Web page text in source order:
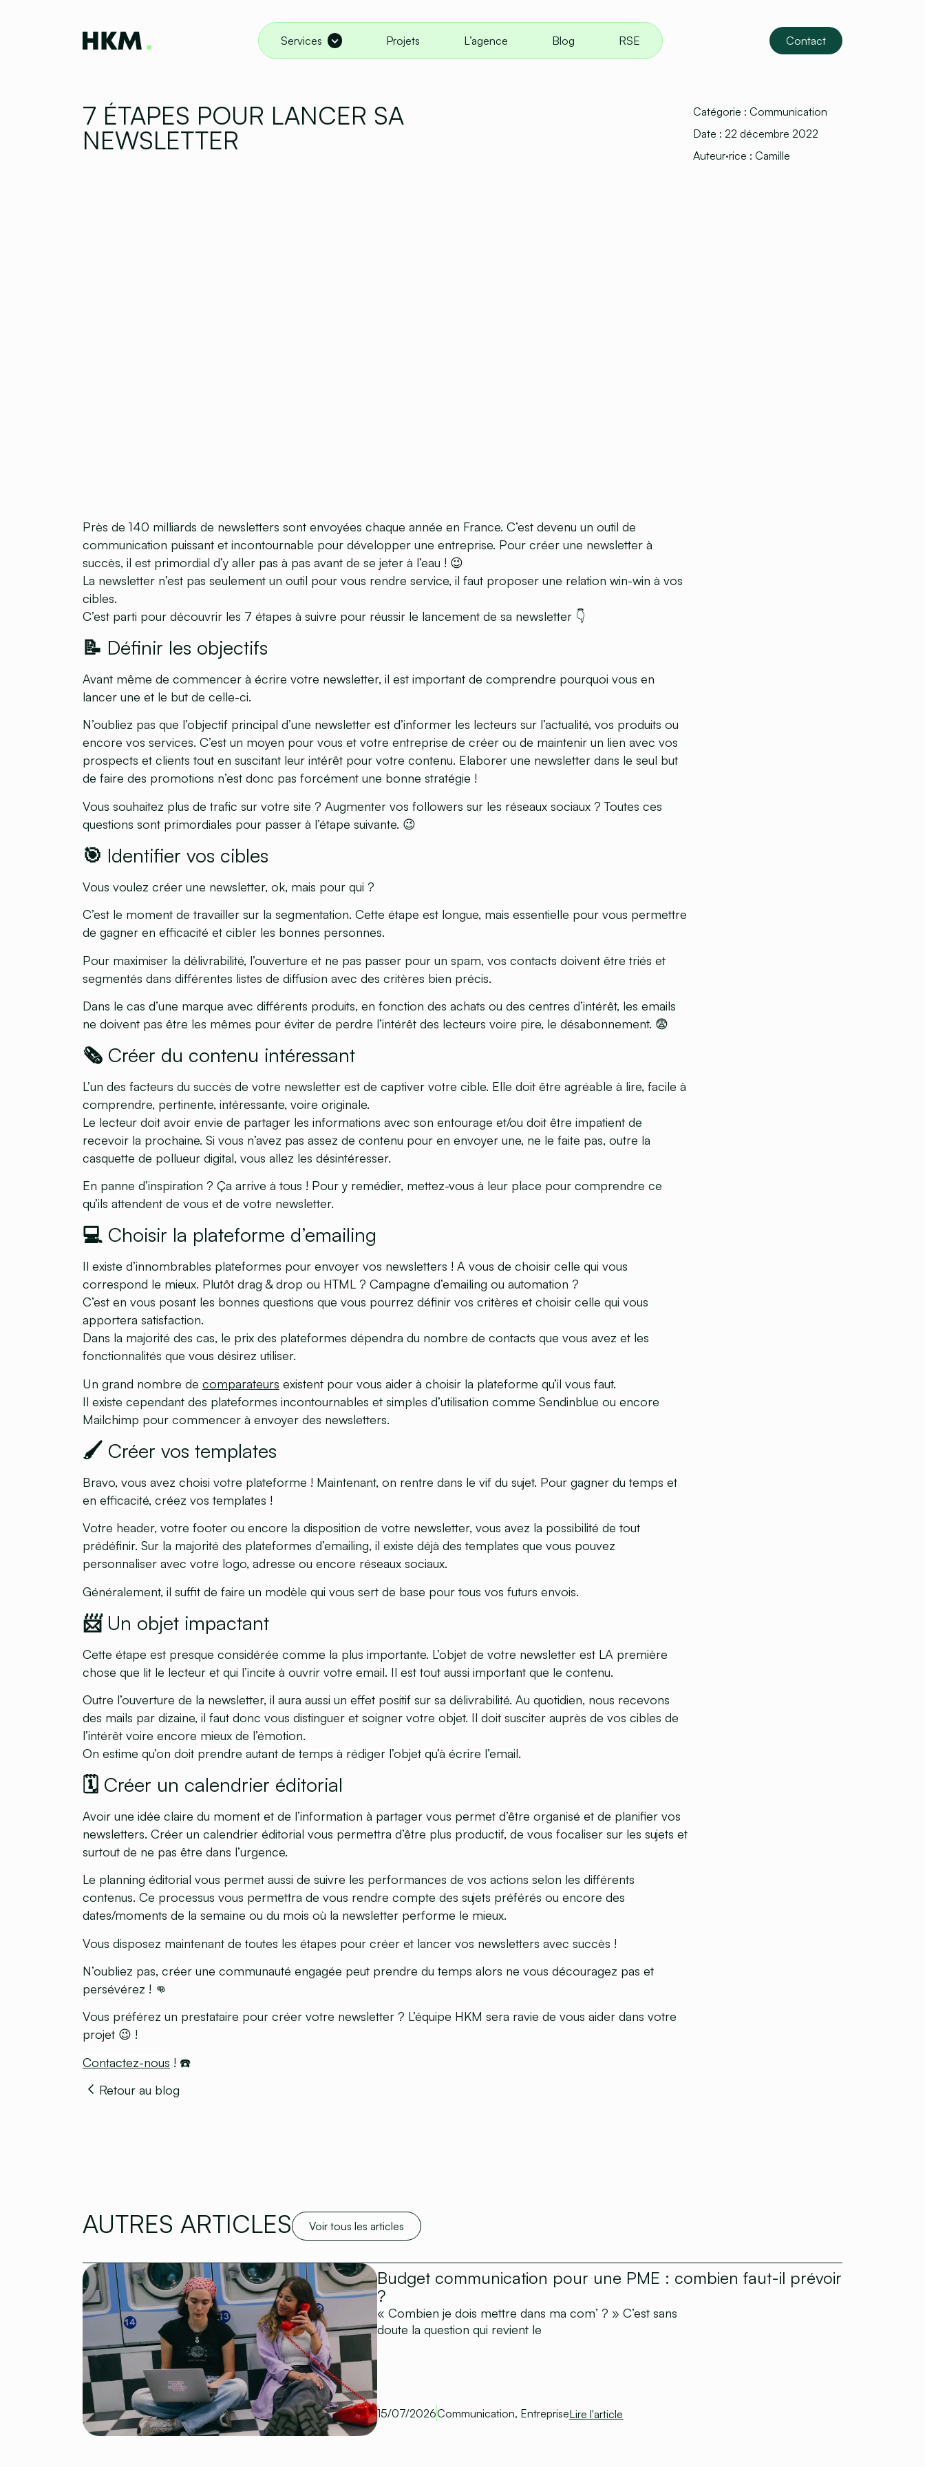
Services Projets L’agence Blog RSE Contact
7 ÉTAPES POUR LANCER SA
NEWSLETTER
Catégorie : Communication
Date : 22 décembre 2022
Auteur·rice : Camille
Près de 140 milliards de newsletters sont envoyées chaque année en France. C’est devenu un outil de
communication puissant et incontournable pour développer une entreprise. Pour créer une newsletter à
succès, il est primordial d’y aller pas à pas avant de se jeter à l’eau ! 😉
La newsletter n’est pas seulement un outil pour vous rendre service, il faut proposer une relation win-win à vos
cibles.
C’est parti pour découvrir les 7 étapes à suivre pour réussir le lancement de sa newsletter 👇
📝 Définir les objectifs
Avant même de commencer à écrire votre newsletter, il est important de comprendre pourquoi vous en
lancer une et le but de celle-ci.
N’oubliez pas que l’objectif principal d’une newsletter est d’informer les lecteurs sur l’actualité, vos produits ou
encore vos services. C’est un moyen pour vous et votre entreprise de créer ou de maintenir un lien avec vos
prospects et clients tout en suscitant leur intérêt pour votre contenu. Elaborer une newsletter dans le seul but
de faire des promotions n’est donc pas forcément une bonne stratégie !
Vous souhaitez plus de trafic sur votre site ? Augmenter vos followers sur les réseaux sociaux ? Toutes ces
questions sont primordiales pour passer à l’étape suivante. 😉
🎯 Identifier vos cibles
Vous voulez créer une newsletter, ok, mais pour qui ?
C’est le moment de travailler sur la segmentation. Cette étape est longue, mais essentielle pour vous permettre
de gagner en efficacité et cibler les bonnes personnes.
Pour maximiser la délivrabilité, l’ouverture et ne pas passer pour un spam, vos contacts doivent être triés et
segmentés dans différentes listes de diffusion avec des critères bien précis.
Dans le cas d’une marque avec différents produits, en fonction des achats ou des centres d’intérêt, les emails
ne doivent pas être les mêmes pour éviter de perdre l’intérêt des lecteurs voire pire, le désabonnement. 😨
🗞 Créer du contenu intéressant
L’un des facteurs du succès de votre newsletter est de captiver votre cible. Elle doit être agréable à lire, facile à
comprendre, pertinente, intéressante, voire originale.
Le lecteur doit avoir envie de partager les informations avec son entourage et/ou doit être impatient de
recevoir la prochaine. Si vous n’avez pas assez de contenu pour en envoyer une, ne le faite pas, outre la
casquette de pollueur digital, vous allez les désintéresser.
En panne d’inspiration ? Ça arrive à tous ! Pour y remédier, mettez-vous à leur place pour comprendre ce
qu’ils attendent de vous et de votre newsletter.
💻 Choisir la plateforme d’emailing
Il existe d’innombrables plateformes pour envoyer vos newsletters ! A vous de choisir celle qui vous
correspond le mieux. Plutôt drag & drop ou HTML ? Campagne d’emailing ou automation ?
C’est en vous posant les bonnes questions que vous pourrez définir vos critères et choisir celle qui vous
apportera satisfaction.
Dans la majorité des cas, le prix des plateformes dépendra du nombre de contacts que vous avez et les
fonctionnalités que vous désirez utiliser.
Un grand nombre de comparateurs existent pour vous aider à choisir la plateforme qu’il vous faut.
Il existe cependant des plateformes incontournables et simples d’utilisation comme Sendinblue ou encore
Mailchimp pour commencer à envoyer des newsletters.
🖌 Créer vos templates
Bravo, vous avez choisi votre plateforme ! Maintenant, on rentre dans le vif du sujet. Pour gagner du temps et
en efficacité, créez vos templates !
Votre header, votre footer ou encore la disposition de votre newsletter, vous avez la possibilité de tout
prédéfinir. Sur la majorité des plateformes d’emailing, il existe déjà des templates que vous pouvez
personnaliser avec votre logo, adresse ou encore réseaux sociaux.
Généralement, il suffit de faire un modèle qui vous sert de base pour tous vos futurs envois.
📨 Un objet impactant
Cette étape est presque considérée comme la plus importante. L’objet de votre newsletter est LA première
chose que lit le lecteur et qui l’incite à ouvrir votre email. Il est tout aussi important que le contenu.
Outre l’ouverture de la newsletter, il aura aussi un effet positif sur sa délivrabilité. Au quotidien, nous recevons
des mails par dizaine, il faut donc vous distinguer et soigner votre objet. Il doit susciter auprès de vos cibles de
l’intérêt voire encore mieux de l’émotion.
On estime qu’on doit prendre autant de temps à rédiger l’objet qu’à écrire l’email.
🗓 Créer un calendrier éditorial
Avoir une idée claire du moment et de l’information à partager vous permet d’être organisé et de planifier vos
newsletters. Créer un calendrier éditorial vous permettra d’être plus productif, de vous focaliser sur les sujets et
surtout de ne pas être dans l’urgence.
Le planning éditorial vous permet aussi de suivre les performances de vos actions selon les différents
contenus. Ce processus vous permettra de vous rendre compte des sujets préférés ou encore des
dates/moments de la semaine ou du mois où la newsletter performe le mieux.
Vous disposez maintenant de toutes les étapes pour créer et lancer vos newsletters avec succès !
N’oubliez pas, créer une communauté engagée peut prendre du temps alors ne vous découragez pas et
persévérez ! 👊
Vous préférez un prestataire pour créer votre newsletter ? L’équipe HKM sera ravie de vous aider dans votre
projet 😉 !
Contactez-nous ! ☎️
Retour au blog
AUTRES ARTICLES Voir tous les articles
Budget communication pour une PME : combien faut-il prévoir
?
« Combien je dois mettre dans ma com’ ? » C’est sans
doute la question qui revient le
15/07/2026Communication, EntrepriseLire l'article